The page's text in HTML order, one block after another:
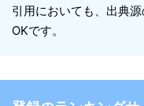
引用においても、出典
OKです。